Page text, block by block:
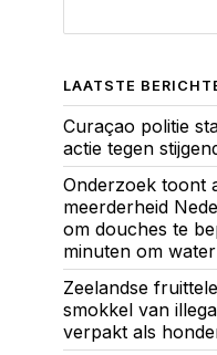
LAATSTE
Curaçao politie
actie tegen
Onderzoek toont
meerderheid
om douches te
minuten om
Zeelandse
smokkel van
verpakt als